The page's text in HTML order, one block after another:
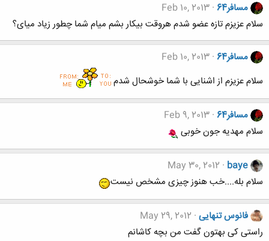
مسافر64
Feb 10, 2013
سلام عزیزم تازه عضو شدم هروقت بیکار بشم میام شما چطور زیاد میای؟
مسافر64
Feb 10, 2013
سلام عزیزم از اشنایی با شما خوشحال شدم
مسافر64
Feb 9, 2013
سلام مهدیه جون خوبی
baye
May 30, 2012
سلام بله....خب هنوز چیزی مشخص نیست
فانوس تنهایی May 29, 2012
راستی کی بهتون گفت من بچه کاشانم